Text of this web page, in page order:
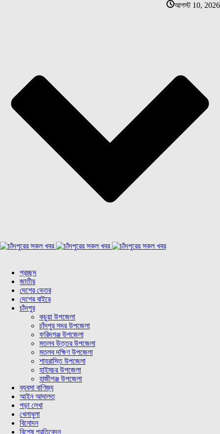
আগস্ট 10, 2026
প্রচ্ছদ
জাতীয়
দেশের ভেতর
দেশের বাইরে
চাঁদপুর
কচুয়া উপজেলা
চাঁদপুর সদর উপজেলা
ফরিদগঞ্জ উপজেলা
মতলব উত্তর উপজেলা
মতলব দক্ষিণ উপজেলা
শাহরাস্তি উপজেলা
হাইমচর উপজেলা
হাজীগঞ্জ উপজেলা
ব্যবসা বাণিজ্য
আইন আদালত
পড়া লেখা
খেলাধুলা
বিনোদন
বিশেষ প্রতিবেদন